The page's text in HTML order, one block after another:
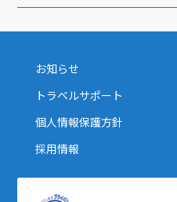
お知らせ
トラベルサポート
個人情報保護方針
採用情報